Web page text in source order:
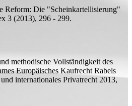
Reform: Die "Scheinkartellisierung"
3 (2013), 296 - 299.
methodische Vollständigkeit des
Europäisches Kaufrecht Rabels
internationales Privatrecht 2013,